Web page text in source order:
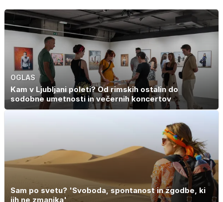
OGLAS
Kam v Ljubljani poleti? Od rimskih ostalin do
sodobne umetnosti in večernih koncertov
Sam po svetu? 'Svoboda, spontanost in zgodbe, ki
jih ne zmanjka'